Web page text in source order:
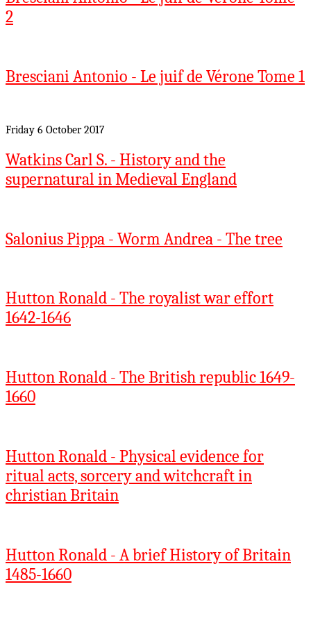
2
Bresciani Antonio - Le juif de Vérone Tome 1
Friday 6 October 2017
Watkins Carl S. - History and the
supernatural in Medieval England
Salonius Pippa - Worm Andrea - The tree
Hutton Ronald - The royalist war effort
1642-1646
Hutton Ronald - The British republic 1649-
1660
Hutton Ronald - Physical evidence for
ritual acts, sorcery and witchcraft in
christian Britain
Hutton Ronald - A brief History of Britain
1485-1660